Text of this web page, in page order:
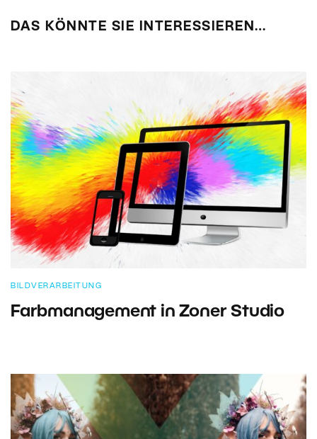
DAS KÖNNTE SIE INTERESSIEREN…
BILDVERARBEITUNG
Farbmanagement in Zoner Studio